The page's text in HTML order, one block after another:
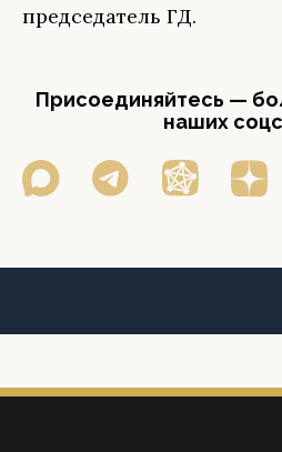
председатель ГД.
Присоединяйтесь —
наших